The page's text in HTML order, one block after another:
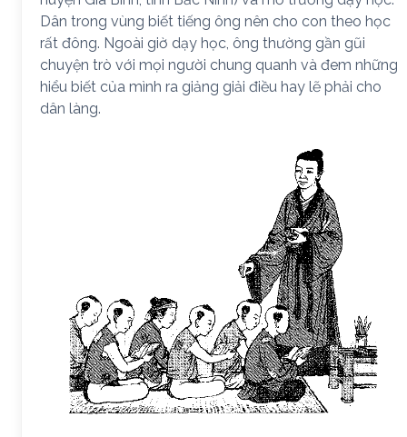
Dân trong vùng biết tiếng ông nên cho con theo học
rất đông. Ngoài giờ dạy học, ông thường gần gũi
chuyện trò với mọi người chung quanh và đem những
hiểu biết của mình ra giảng giải điều hay lẽ phải cho
dân làng.